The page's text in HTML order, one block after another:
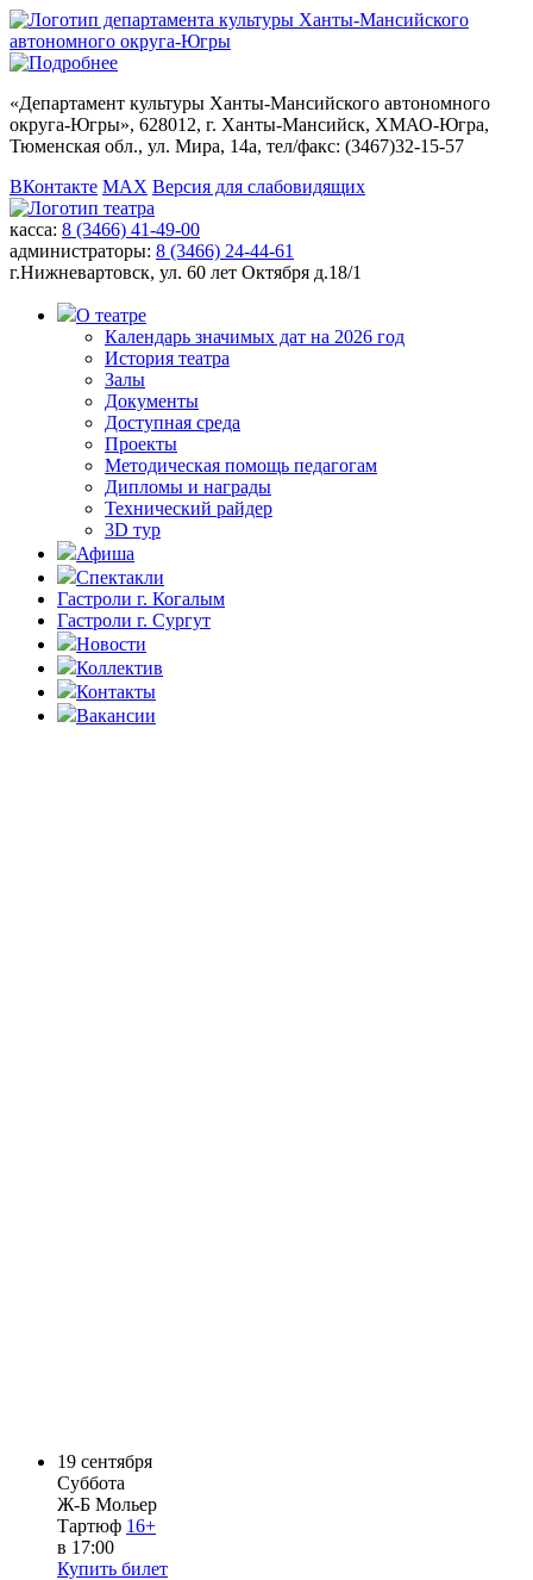
«Департамент культуры Ханты-Мансийского автономного
округа-Югры», 628012, г. Ханты-Мансийск, ХМАО-Югра,
Тюменская обл., ул. Мира, 14а, тел/факс: (3467)32-15-57
ВКонтакте MAX Версия для слабовидящих
касса: 8 (3466) 41-49-00
администраторы: 8 (3466) 24-44-61
г.Нижневартовск, ул. 60 лет Октября д.18/1
О театре
Календарь значимых дат на 2026 год
История театра
Залы
Документы
Доступная среда
Проекты
Методическая помощь педагогам
Дипломы и награды
Технический райдер
3D тур
Афиша
Спектакли
Гастроли г. Когалым
Гастроли г. Сургут
Новости
Коллектив
Контакты
Вакансии
19 сентября
Суббота
Ж-Б Мольер
Тартюф 16+
в 17:00
Купить билет